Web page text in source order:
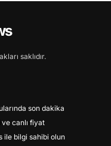
saklıdır.
son dakika
canlı fiyat
ile bilgi sahibi olun